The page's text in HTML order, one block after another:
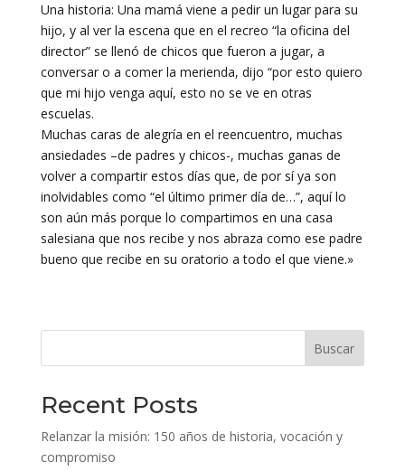
Una historia: Una mamá viene a pedir un lugar para su
hijo, y al ver la escena que en el recreo “la oficina del
director” se llenó de chicos que fueron a jugar, a
conversar o a comer la merienda, dijo “por esto quiero
que mi hijo venga aquí, esto no se ve en otras
escuelas.
Muchas caras de alegría en el reencuentro, muchas
ansiedades –de padres y chicos-, muchas ganas de
volver a compartir estos días que, de por sí ya son
inolvidables como “el último primer día de…”, aquí lo
son aún más porque lo compartimos en una casa
salesiana que nos recibe y nos abraza como ese padre
bueno que recibe en su oratorio a todo el que viene.»
Buscar
Recent Posts
Relanzar la misión: 150 años de historia, vocación y
compromiso